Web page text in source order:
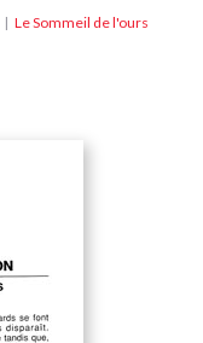
Le Sommeil de l'ours